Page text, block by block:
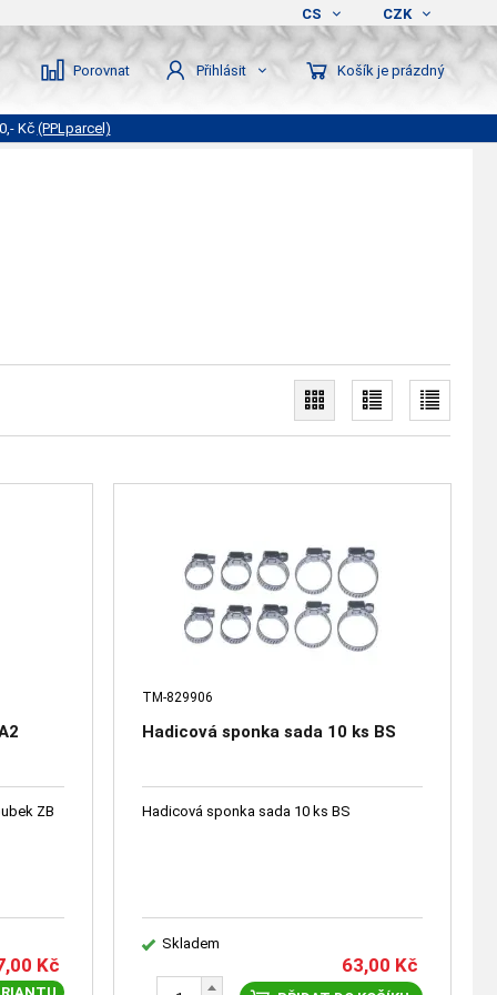
CS CZK
Porovnat Přihlásit Košík je prázdný
Kč (PPLparcel)
ZB
Kč
TM-829906
Hadicová sponka sada 10 ks BS
Hadicová sponka sada 10 ks BS
Skladem
63,00 Kč